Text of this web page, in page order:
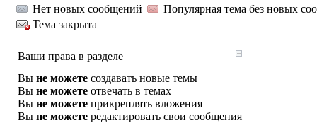
Нет новых сообщений
Популярная тема без новых
Тема закрыта
Ваши права в разделе
Вы не можете создавать новые темы
Вы не можете отвечать в темах
Вы не можете прикреплять вложения
Вы не можете редактировать свои сообщения